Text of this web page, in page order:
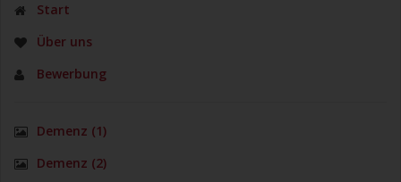
Start
Über uns
Bewerbung
Demenz (1)
Demenz (2)